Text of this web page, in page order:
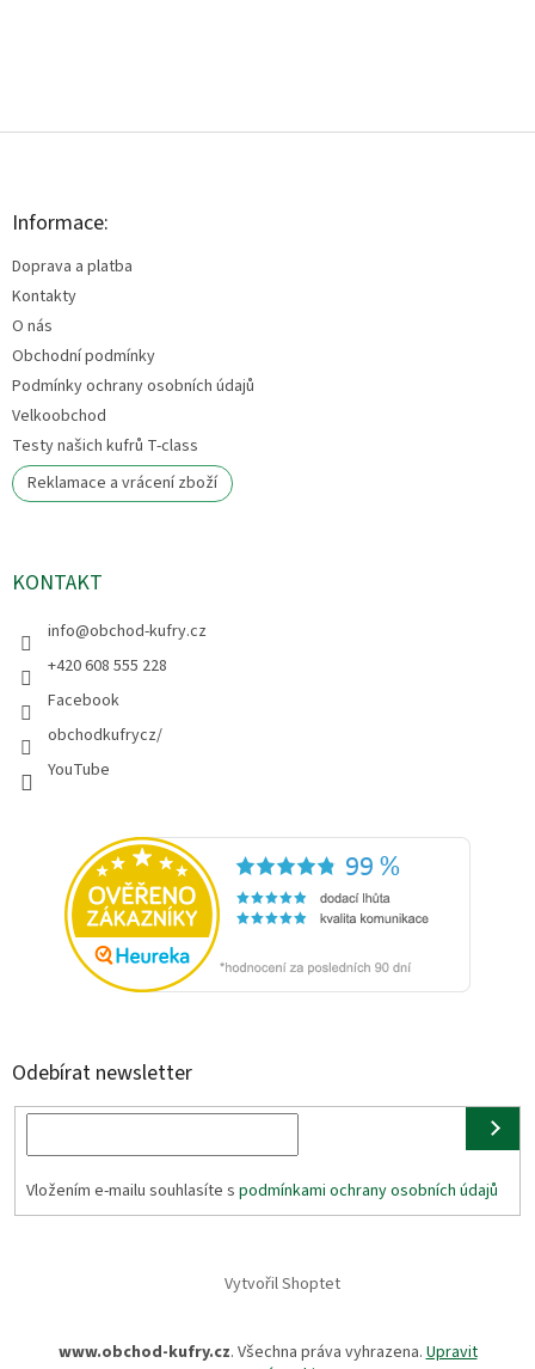
Z
Informace:
Doprava a platba
Kontakty
O nás
Obchodní podmínky
Podmínky ochrany osobních údajů
Velkoobchod
Testy našich kufrů T-class
Reklamace a vrácení zboží
KONTAKT
info@obchod-kufry.cz
+420 608 555 228
Facebook
obchodkufrycz/
YouTube
Odebírat newsletter
Vložením e-mailu souhlasíte s podmínkami ochrany osobních údajů
Vytvořil Shoptet
www.obchod-kufry.cz. Všechna práva vyhrazena.Upravit